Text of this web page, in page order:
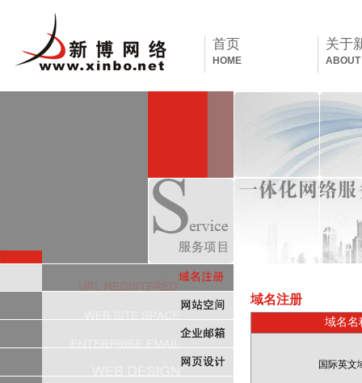
首页
HOME
关于
域名注册
域名名
国际英文